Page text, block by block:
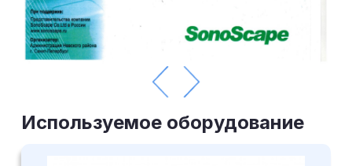
Используемое оборудование